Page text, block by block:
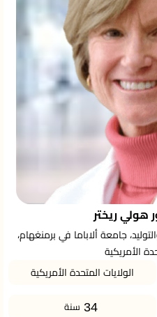
هولي ريختر
جامعة ألاباما في برمنغهام،
الأمريكية
الولايات المتحدة الأمريكية
34 سنة